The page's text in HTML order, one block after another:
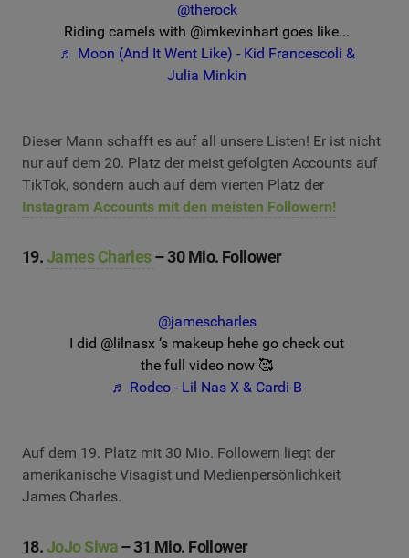
@therock
Riding camels with @imkevinhart goes like...
♬ Moon (And It Went Like) - Kid Francescoli &
Julia Minkin
Dieser Mann schafft es auf all unsere Listen! Er ist nicht
nur auf dem 20. Platz der meist gefolgten Accounts auf
TikTok, sondern auch auf dem vierten Platz der
Instagram Accounts mit den meisten Followern!
19.James Charles– 30 Mio. Follower
@jamescharles
I did @lilnasx ‘s makeup hehe go check out
the full video now 🥰
♬ Rodeo - Lil Nas X & Cardi B
Auf dem 19. Platz mit 30 Mio. Followern liegt der
amerikanische Visagist und Medienpersönlichkeit
James Charles.
18.JoJo Siwa– 31 Mio. Follower